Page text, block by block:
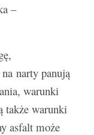
–
narty panują
warunki
także warunki
asfalt może